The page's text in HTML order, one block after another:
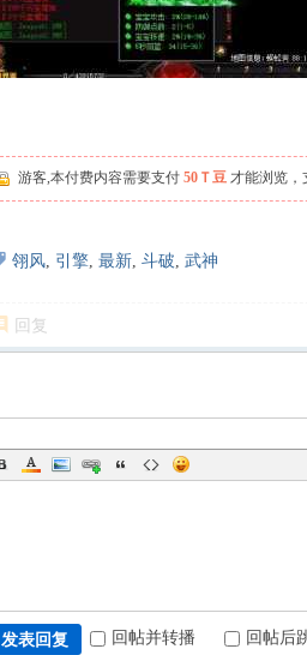
游客,本付费内容需要支付 50Ｔ豆 才能浏览，
翎风, 引擎, 最新, 斗破, 武神
回复
发表回复 回帖并转播 回帖后